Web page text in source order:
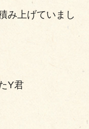
み上げていまし
Y君